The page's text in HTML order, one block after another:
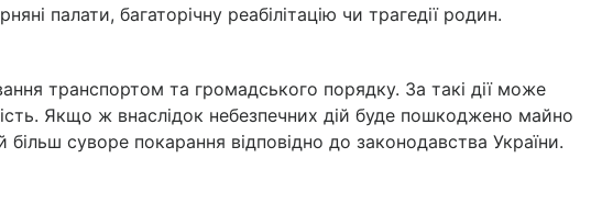
палати, багаторічну реабілітацію чи трагедії родин.
транспортом та громадського порядку. За такі дії може
Якщо ж внаслідок небезпечних дій буде пошкоджено майно
суворе покарання відповідно до законодавства України.